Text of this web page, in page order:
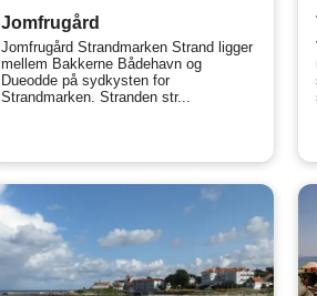
Jomfrugård
Jomfrugård Strandmarken Strand ligger
mellem Bakkerne Bådehavn og
Dueodde på sydkysten for
Strandmarken. Stranden str...